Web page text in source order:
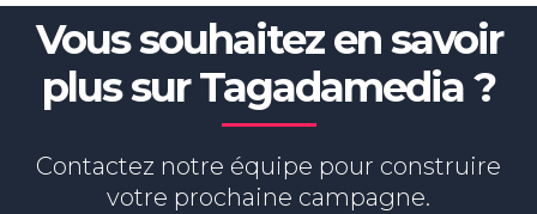
Vous souhaitez en savoir
plus sur Tagadamedia ?
Contactez notre équipe pour construire
votre prochaine campagne.